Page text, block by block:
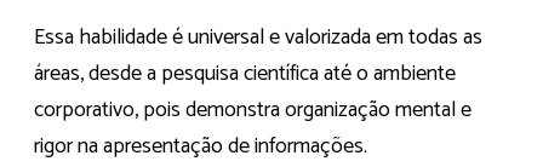
Essa habilidade é universal e valorizada em todas as
áreas, desde a pesquisa científica até o ambiente
corporativo, pois demonstra organização mental e
rigor na apresentação de informações.